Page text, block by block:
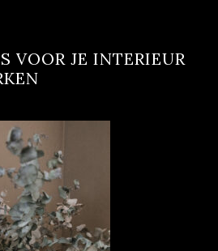
VOOR JE INTERIEUR